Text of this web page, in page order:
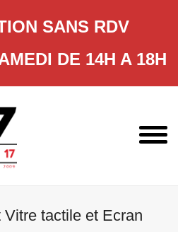
SANS RDV
DE 14H A 18H
tactile et Ecran